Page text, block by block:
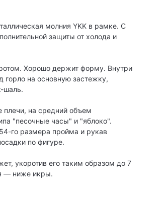
молния YKK в рамке. С
защиты от холода и
Хорошо держит форму. Внутри
горло на основную застежку,
шаль.
плечи, на средний объем
"песочные часы" и "яблоко".
го размера пройма и рукав
по фигуре.
укоротив его таким образом до 7
— ниже икры.